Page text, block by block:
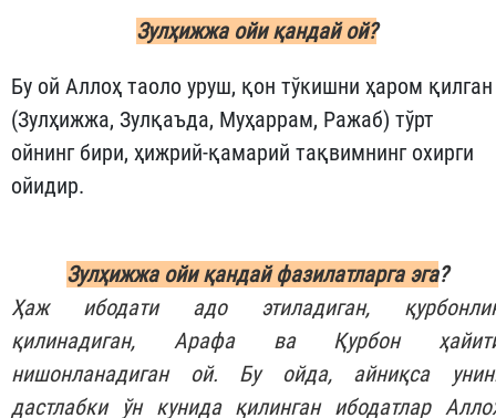
Зулҳижжа ойи қандай ой?
Бу ой Аллоҳ таоло уруш, қон тўкишни ҳаром қилган
(Зулҳижжа, Зулқаъда, Муҳаррам, Ражаб) тўрт
ойнинг бири, ҳижрий-қамарий тақвимнинг охирги
ойидир.
Зулҳижжа ойи қандай фазилатларга эга?
Ҳаж ибодати адо этиладиган,
қилинадиган, Арафа ва Қурбон
нишонланадиган ой. Бу ойда, айниқса
дастлабки ўн кунида қилинган ибодатлар